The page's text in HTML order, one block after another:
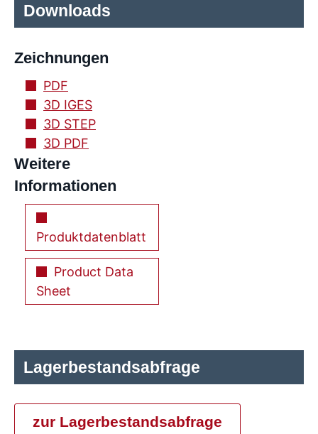
Downloads
Zeichnungen
PDF
3D IGES
3D STEP
3D PDF
Weitere
Informationen
Produktdatenblatt
Product Data
Sheet
Lagerbestandsabfrage
zur Lagerbestandsabfrage